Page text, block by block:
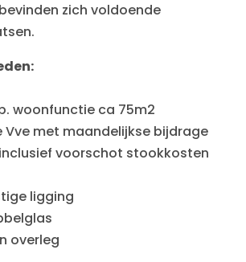
zich voldoende
woonfunctie ca 75m2
Vve met maandelijkse bijdrage
voorschot stookkosten
ligging
overleg